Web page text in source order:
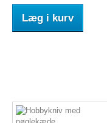
Læg i kurv